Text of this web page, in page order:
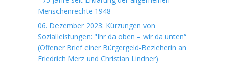
Menschenrechte 1948
06. Dezember 2023: Kürzungen von
Sozialleistungen: "Ihr da oben – wir da unten“
(Offener Brief einer Bürgergeld-Bezieherin an
Friedrich Merz und Christian Lindner)